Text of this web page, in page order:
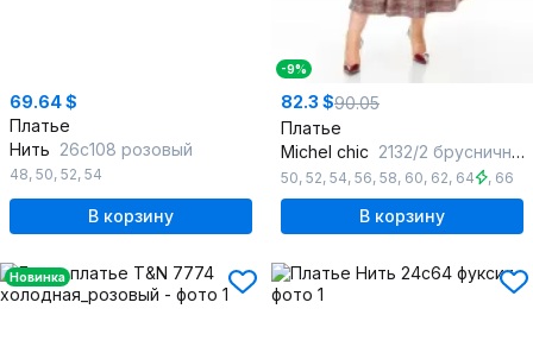
69.64 $
Платье
Нить 26с108 розовый
48, 50, 52, 54
В корзину
-9%
82.3 $90.05
Платье
Michel chic 2132/2 брусничный_клетка
50, 52, 54, 56, 58, 60, 62, 64 , 66
В корзину
Новинка